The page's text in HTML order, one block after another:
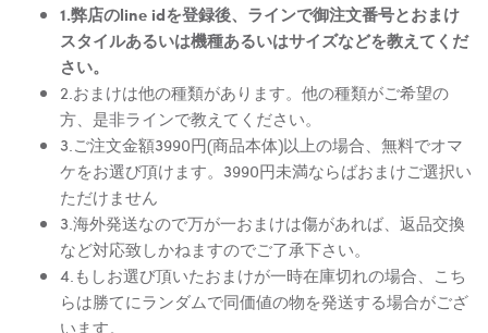
1.弊店のline idを登録後、ラインで御注文番号とおまけ
スタイルあるいは機種あるいはサイズなどを教えてくだ
さい。
2.おまけは他の種類があります。他の種類がご希望の
方、是非ラインで教えてください。
3.ご注文金額3990円(商品本体)以上の場合、無料でオマ
ケをお選び頂けます。3990円未満ならばおまけご選択い
ただけません
3.海外発送なので万が一おまけは傷があれば、返品交換
など対応致しかねますのでご了承下さい。
4.もしお選び頂いたおまけが一時在庫切れの場合、こち
らは勝てにランダムで同価値の物を発送する場合がござ
います。